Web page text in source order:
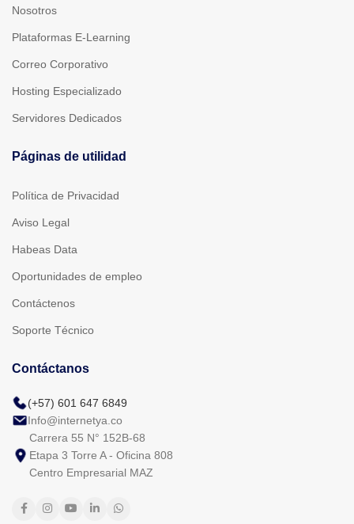
Nosotros
Plataformas E-Learning
Correo Corporativo
Hosting Especializado
Servidores Dedicados
Páginas de utilidad
Política de Privacidad
Aviso Legal
Habeas Data
Oportunidades de empleo
Contáctenos
Soporte Técnico
Contáctanos
(+57) 601 647 6849
Info@internetya.co
Carrera 55 N° 152B-68
Etapa 3 Torre A - Oficina 808
Centro Empresarial MAZ